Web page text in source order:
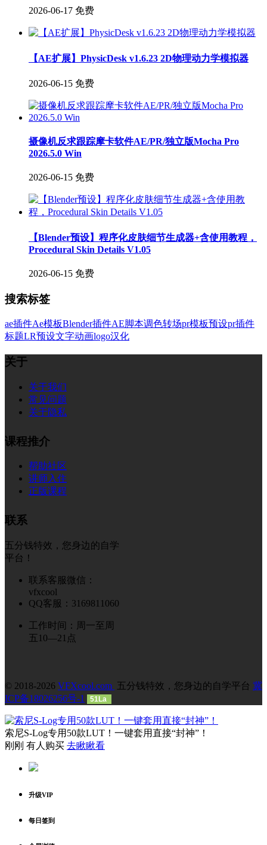
2026-06-17 免费
【AE扩展】PhysicDesk v1.6.23 2D物理动力学模拟器
2026-06-15 免费
摄像机反求跟踪摩卡软件AE/PR/独立版Mocha Pro
2026.5.0 Win
2026-06-15 免费
【Blender预设】程序化皮肤细节生成器+含使用教程，
Procedural Skin Details V1.05
2026-06-15 免费
搜索标签
ae插件Ae模板Blender插件AE脚本调色转场pr模板预设pr插件
标题LR预设文字动画logo汉化
关于
关于我们
常见问题
关于隐私
课程推介
帮助社区
讲师入住
正版课程
联系
五分钱特效，您身边的自学
平台！
联系客服微信：
vfxcool
QQ客服：3169811060
工作时间：周一至周
五10—21点
© 2018-2026 VFXcool.com 五分钱特效，您身边的自学平台 冀
ICP备18026256号-1
51La
索尼S-Log专用50款LUT！一键套用直接“封神”！
刚刚 有人购买 去瞅瞅看
升级VIP
每日签到